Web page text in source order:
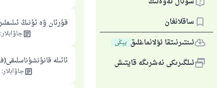
ساقلانغان
ئىنتىرنىتقا ئۇلانماغلىق يېڭى
ئىلگىرىكى نەشرىگە قايتىش
قۇرئان ۋە ئۇنىڭ
جاۋابلار
ئائىلە
جاۋابلار: